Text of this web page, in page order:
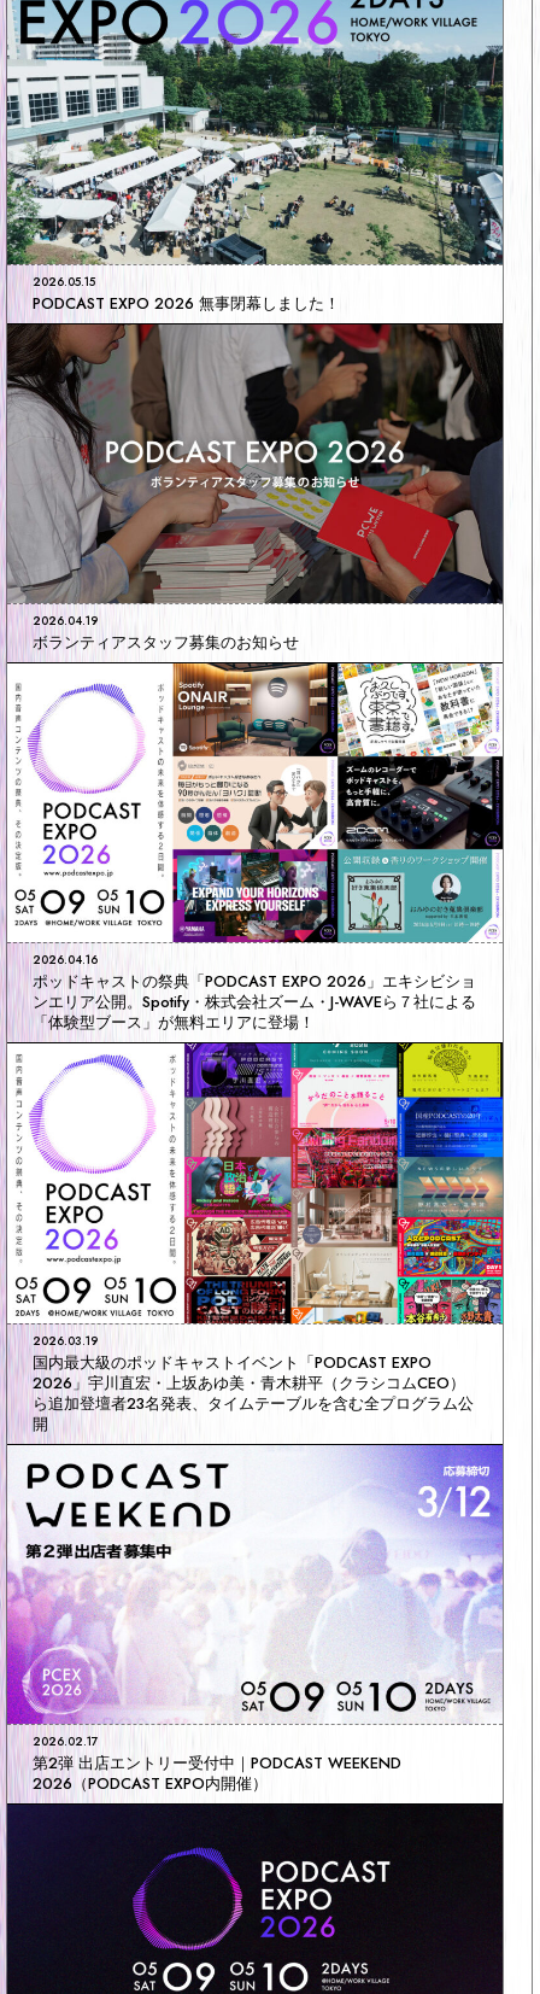
2026.05.15
PODCAST EXPO 2026 無事閉幕しました！
2026.04.19
ボランティアスタッフ募集のお知らせ
2026.04.16
ポッドキャストの祭典「PODCAST EXPO 2026」エキシビショ
ンエリア公開。Spotify・株式会社ズーム・J-WAVEら７社による
「体験型ブース」が無料エリアに登場！
2026.03.19
国内最大級のポッドキャストイベント「PODCAST EXPO
2026」宇川直宏・上坂あゆ美・青木耕平（クラシコムCEO）
ら追加登壇者23名発表、タイムテーブルを含む全プログラム公
開
2026.02.17
第2弾 出店エントリー受付中｜PODCAST WEEKEND
2026（PODCAST EXPO内開催）